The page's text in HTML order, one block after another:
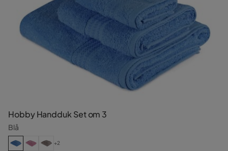
Hobby Handduk Set om 3
Blå
+2